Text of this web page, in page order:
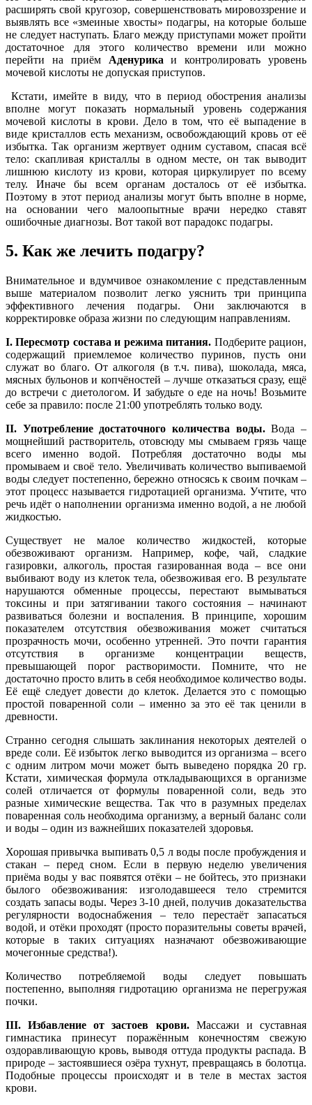
расширять свой кругозор, совершенствовать мировоззрение и
выявлять все «змеиные хвосты» подагры, на которые больше
не следует наступать. Благо между приступами может пройти
достаточное для этого количество времени или можно
перейти на приём Аденурика и контролировать уровень
мочевой кислоты не допуская приступов.
Кстати, имейте в виду, что в период обострения анализы
вполне могут показать нормальный уровень содержания
мочевой кислоты в крови. Дело в том, что её выпадение в
виде кристаллов есть механизм, освобождающий кровь от её
избытка. Так организм жертвует одним суставом, спасая всё
тело: скапливая кристаллы в одном месте, он так выводит
лишнюю кислоту из крови, которая циркулирует по всему
телу. Иначе бы всем органам досталось от её избытка.
Поэтому в этот период анализы могут быть вполне в норме,
на основании чего малоопытные врачи нередко ставят
ошибочные диагнозы. Вот такой вот парадокс подагры.
5. Как же лечить подагру?
Внимательное и вдумчивое ознакомление с представленным
выше материалом позволит легко уяснить три принципа
эффективного лечения подагры. Они заключаются в
корректировке образа жизни по следующим направлениям.
I. Пересмотр состава и режима питания. Подберите рацион,
содержащий приемлемое количество пуринов, пусть они
служат во благо. От алкоголя (в т.ч. пива), шоколада, мяса,
мясных бульонов и копчёностей – лучше отказаться сразу, ещё
до встречи с диетологом. И забудьте о еде на ночь! Возьмите
себе за правило: после 21:00 употреблять только воду.
II. Употребление достаточного количества воды.Вода –
мощнейший растворитель, отовсюду мы смываем грязь чаще
всего именно водой. Потребляя достаточно воды мы
промываем и своё тело. Увеличивать количество выпиваемой
воды следует постепенно, бережно относясь к своим почкам –
этот процесс называется гидротацией организма. Учтите, что
речь идёт о наполнении организма именно водой, а не любой
жидкостью.
Существует не малое количество жидкостей, которые
обезвоживают организм. Например, кофе, чай, сладкие
газировки, алкоголь, простая газированная вода – все они
выбивают воду из клеток тела, обезвоживая его. В результате
нарушаются обменные процессы, перестают вымываться
токсины и при затягивании такого состояния – начинают
развиваться болезни и воспаления. В принципе, хорошим
показателем отсутствия обезвоживания может считаться
прозрачность мочи, особенно утренней. Это почти гарантия
отсутствия в организме концентрации веществ,
превышающей порог растворимости. Помните, что не
достаточно просто влить в себя необходимое количество воды.
Её ещё следует довести до клеток. Делается это с помощью
простой поваренной соли – именно за это её так ценили в
древности.
Странно сегодня слышать заклинания некоторых деятелей о
вреде соли. Её избыток легко выводится из организма – всего
с одним литром мочи может быть выведено порядка 20 гр.
Кстати, химическая формула откладывающихся в организме
солей отличается от формулы поваренной соли, ведь это
разные химические вещества. Так что в разумных пределах
поваренная соль необходима организму, а верный баланс соли
и воды – один из важнейших показателей здоровья.
Хорошая привычка выпивать 0,5 л воды после пробуждения и
стакан – перед сном. Если в первую неделю увеличения
приёма воды у вас появятся отёки – не бойтесь, это признаки
былого обезвоживания: изголодавшееся тело стремится
создать запасы воды. Через 3-10 дней, получив доказательства
регулярности водоснабжения – тело перестаёт запасаться
водой, и отёки проходят (просто поразительны советы врачей,
которые в таких ситуациях назначают обезвоживающие
мочегонные средства!).
Количество потребляемой воды следует повышать
постепенно, выполняя гидротацию организма не перегружая
почки.
III. Избавление от застоев крови.Массажи и суставная
гимнастика принесут поражённым конечностям свежую
оздоравливающую кровь, выводя оттуда продукты распада. В
природе – застоявшиеся озёра тухнут, превращаясь в болотца.
Подобные процессы происходят и в теле в местах застоя
крови.